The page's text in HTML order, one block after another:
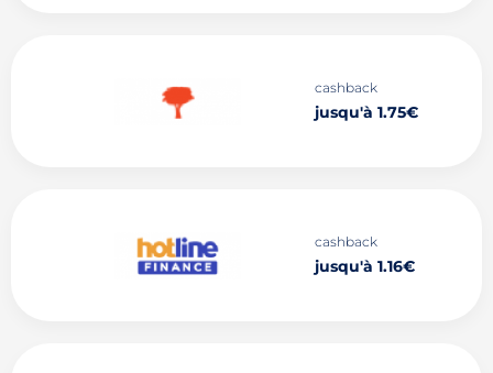
cashback
jusqu'à 1.75€
cashback
jusqu'à 1.16€